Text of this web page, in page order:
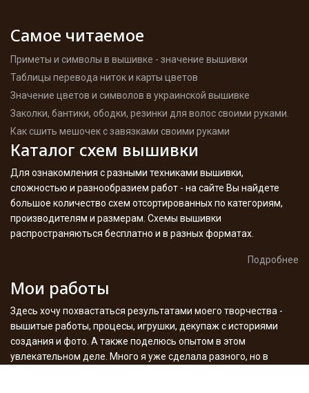
Самое читаемое
Приметы и символы в вышивке - значение вышивки
Таблицы перевода ниток и карты цветов
Значение цветов и символов в украинской вышивке
Заколки, бантики, ободки, резинки для волос своими руками.
Как сшить мешочек с завязками своими руками
Каталог схем вышивки
Для ознакомления с разными техниками вышивки,
сложностью и разнообразием работ - на сайте Вы найдете
большое количество схем отсортированных по категориям,
производителям и размерам. Схемы вышивки
распространяються бесплатно и в разных форматах.
Подробнее
Мои работы
Здесь хочу похвастаться результатами моего творчества -
вышитые работы, процесы, игрушки, декупаж с историями
создания и фото. А также поделюсь опытом в этом
увлекательном деле. Много я уже сделала разного, но в